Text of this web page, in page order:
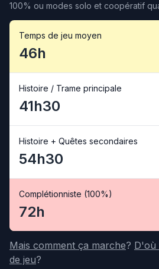
100% ou modes solo et coopératif
Temps de jeu moyen
46h
Histoire / Trame principale
41h30
Histoire + Quêtes secondaires
54h30
Complétionniste (100%)
72h
Mais comment ça marche? D'où
de jeu?